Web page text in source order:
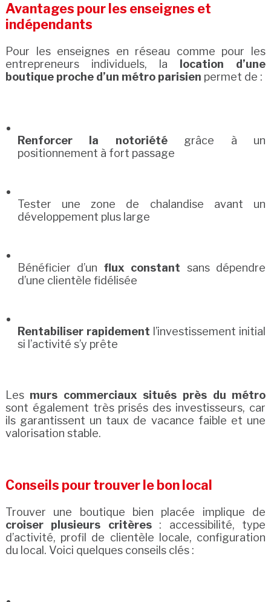
Avantages pour les enseignes et
indépendants
Pour les enseignes en réseau comme pour les
entrepreneurs individuels, la
location d’une
boutique proche d’un métro parisien permet de :
Renforcer la notoriétégrâce à un
positionnement à fort passage
Tester une zone de chalandise avant un
développement plus large
Bénéficier d’un flux constant sans dépendre
d’une clientèle fidélisée
Rentabiliser rapidement l’investissement initial
si l’activité s’y prête
Les murs commerciaux situés près du métro
sont également très prisés des investisseurs, car
ils garantissent un taux de vacance faible et une
valorisation stable.
Conseils pour trouver le bon local
Trouver une boutique bien placée implique de
croiser plusieurs critères: accessibilité, type
d’activité, profil de clientèle locale, configuration
du local. Voici quelques conseils clés :